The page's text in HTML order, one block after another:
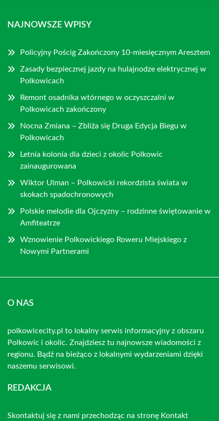
NAJNOWSZE WPISY
Policyjny Pościg Zakończony 10-miesięcznym Aresztem
Zasady bezpiecznej jazdy na hulajnodze elektrycznej w
Polkowicach
Remont osadnika wtórnego w oczyszczalni w
Polkowicach zakończony
Nocna Zmiana – Zbliża się Druga Edycja Biegu w
Polkowicach
Letnia kolonia dla dzieci z okolic Polkowic
zainaugurowana
Wiktor Ulman – Polkowicki rekordzista świata w
skokach spadochronowych
Polskie melodie dla Ojczyzny – rodzinne świętowanie w
Amfiteatrze
Wznowienie Polkowickiego Roweru Miejskiego z
Nowymi Partnerami
O NAS
polkowicecity.pl to lokalny serwis informacyjny z obszaru
Polkowic i okolic. Znajdziesz tu najnowsze wiadomości z
regionu. Bądź na bieżąco z lokalnymi wydarzeniami dzięki
naszemu serwisowi.
REDAKCJA
Skontaktuj się z nami przechodząc na stronę Kontakt